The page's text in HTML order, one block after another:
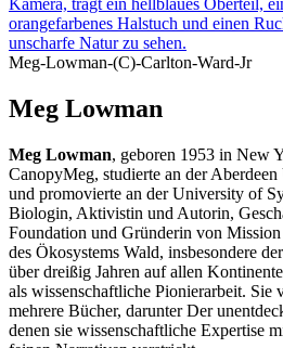
Meg-Lowman-(C)-Carlton-Ward-Jr
Meg Lowman
Meg Lowman, geboren 1953 in New
CanopyMeg, studierte an der
und promovierte an der University of
Biologin, Aktivistin und Autorin,
Foundation und Gründerin von
des Ökosystems Wald, insbesondere
über dreißig Jahren auf allen
als wissenschaftliche Pionierarbeit. Sie
mehrere Bücher, darunter Der
denen sie wissenschaftliche Expertise